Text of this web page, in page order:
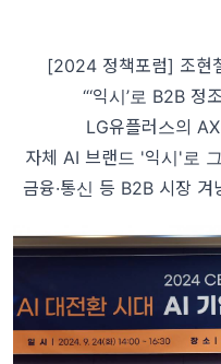
[2024 정책포럼] 조현
“‘익시’로 B2B 정
LG유플러스의
자체 AI 브랜드 '익시'로
금융·통신 등 B2B 시장